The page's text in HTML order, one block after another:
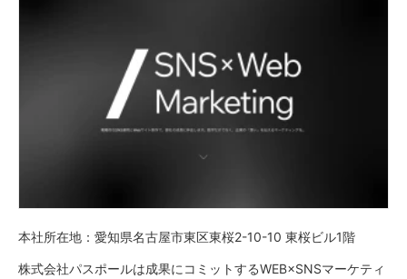
本社所在地：愛知県名古屋市東区東桜2-10-10 東桜ビル1階
株式会社パスポールは成果にコミットするWEB×SNSマーケティ